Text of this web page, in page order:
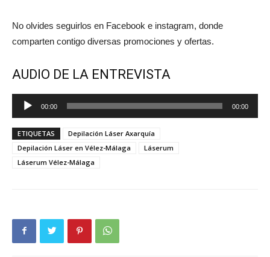
No olvides seguirlos en Facebook e instagram, donde
comparten contigo diversas promociones y ofertas.
AUDIO DE LA ENTREVISTA
Reproductor
de
audio
00:00 00:00
ETIQUETAS
Depilación Láser Axarquía
Depilación Láser en Vélez-Málaga
Láserum
Láserum Vélez-Málaga